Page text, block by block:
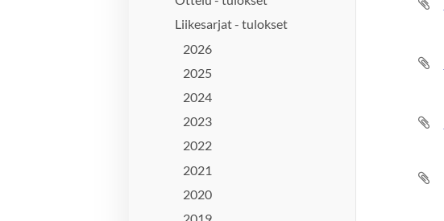
Liikesarjat - tulokset
2026
2025
2024
2023
2022
2021
2020